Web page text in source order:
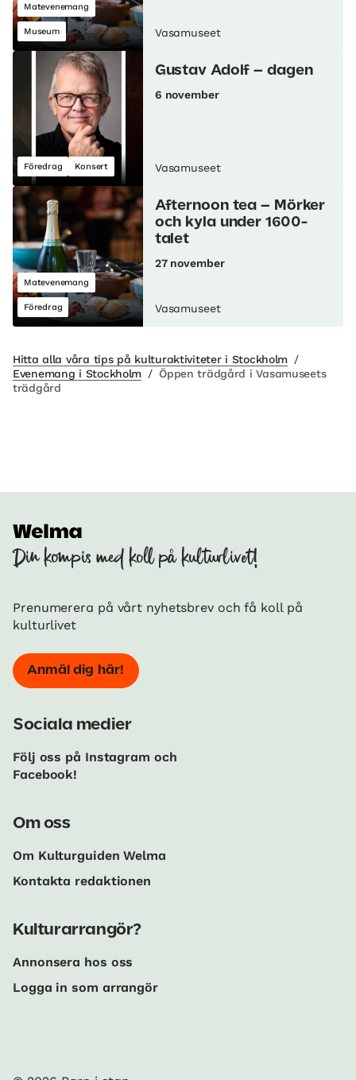
Matevenemang
Museum Vasamuseet
Föredrag Konsert
Gustav Adolf – dagen
6 november
Vasamuseet
Matevenemang
Föredrag
Afternoon tea – Mörker
och kyla under 1600-
talet
27 november
Vasamuseet
Hitta alla våra tips på kulturaktiviteter i Stockholm /
Evenemang i Stockholm / Öppen trädgård i Vasamuseets
trädgård
Din kompis med koll på kulturlivet!
Prenumerera på vårt nyhetsbrev och få koll på
kulturlivet
Anmäl dig här!
Sociala medier
Följ oss på Instagram och
Facebook!
Om oss
Om Kulturguiden Welma
Kontakta redaktionen
Kulturarrangör?
Annonsera hos oss
Logga in som arrangör